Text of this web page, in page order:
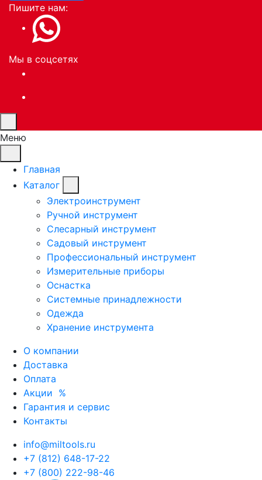
Пишите нам:
Мы в соцсетях
Меню
Главная
Каталог
Электроинструмент
Ручной инструмент
Слесарный инструмент
Садовый инструмент
Профессиональный инструмент
Измерительные приборы
Оснастка
Системные принадлежности
Одежда
Хранение инструмента
О компании
Доставка
Оплата
Акции %
Гарантия и сервис
Контакты
info@miltools.ru
+7 (812) 648-17-22
+7 (800) 222-98-46